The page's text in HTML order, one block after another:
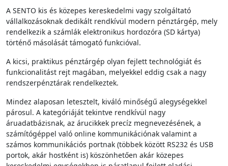
A SENTO kis és közepes kereskedelmi vagy szolgáltató
vállalkozásoknak dedikált rendkívül modern pénztárgép, mely
rendelkezik a számlák elektronikus hordozóra (SD kártya)
történő másolását támogató funkcióval.
A kicsi, praktikus pénztárgép olyan fejlett technológiát és
funkcionalitást rejt magában, melyekkel eddig csak a nagy
rendszerpénztárak rendelkeztek.
Mindez alaposan letesztelt, kiváló minőségű alegységekkel
párosul. A kategóriáját tekintve rendkívül nagy
áruadatbázisnak, az árucikkek precíz megnevezésének, a
számítógéppel való online kommunikációnak valamint a
számos kommunikációs portnak (többek között RS232 és USB
portok, akár hostként is) köszönhetően akár közepes